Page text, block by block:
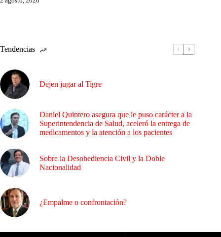
Tendencias
Dejen jugar al Tigre
Daniel Quintero asegura que le puso carácter a la
Superintendencia de Salud, aceleró la entrega de
medicamentos y la atención a los pacientes
Sobre la Desobediencia Civil y la Doble
Nacionalidad
¿Empalme o confrontación?